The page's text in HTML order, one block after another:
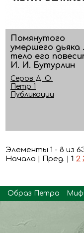
Помянутого
умершего дьяка
тело его
И. И. Бутурлин
Серов Д. О.
Петр 1
Публикации
Элементы 1 - 8 из
Начало | Пред. | 1 2
Образ Петра